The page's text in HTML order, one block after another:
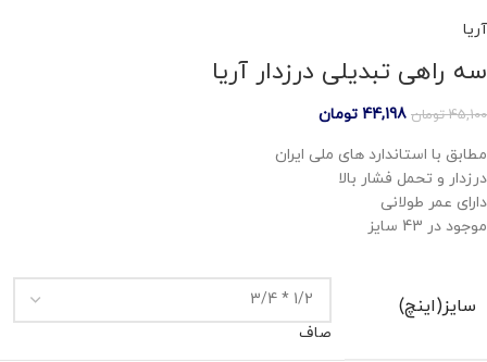
آریا
سه راهی تبدیلی درزدار آریا
45,100 تومان 44,198 تومان
مطابق با استاندارد های ملی ایران
درزدار و تحمل فشار بالا
دارای عمر طولانی
موجود در 43 سایز
سایز(اینچ)
صاف